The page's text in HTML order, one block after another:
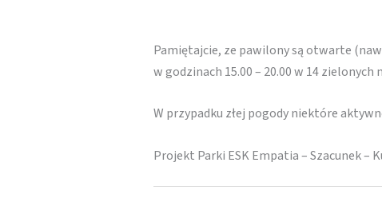
Pamiętajcie, ze pawilony są otwarte
w godzinach 15.00 – 20.00 w 14 zielonych
W przypadku złej pogody niektóre
Projekt Parki ESK Empatia – Szacunek –